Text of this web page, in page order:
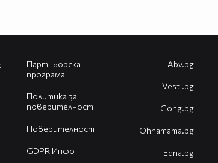
Партньорска
програма
Политика за
поверителност
Поверителност
GDPR Инфо
Abv.bg
Vesti.bg
Gong.bg
Оhnamama.bg
Edna.bg